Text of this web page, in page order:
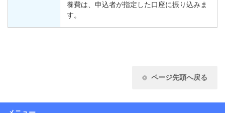
養費は、申込者が指定した口座に振り込みま
す。
ページ先頭へ戻る